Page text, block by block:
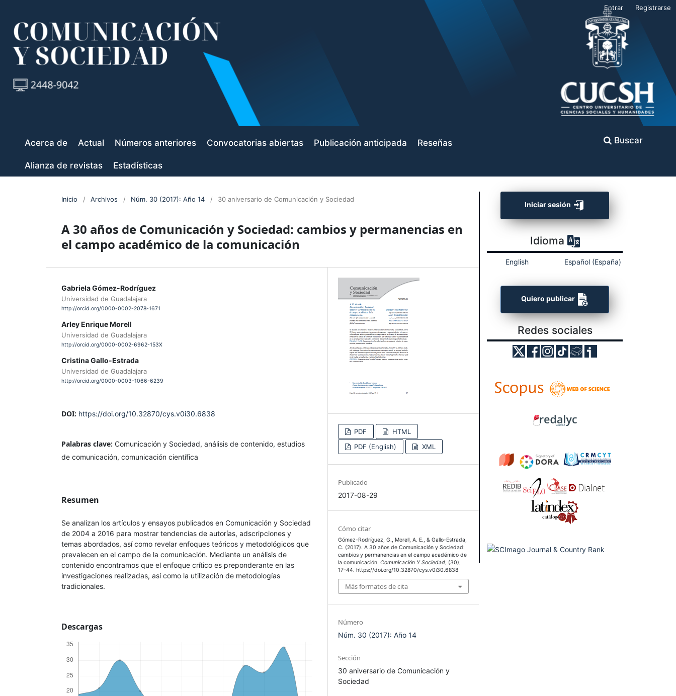
Acerca de Actual Números anteriores Convocatorias abiertas Publicación anticipada Reseñas
Alianza de revistas Estadísticas
Buscar
Entrar Registrarse
Inicio / Archivos / Núm. 30 (2017): Año 14 / 30 aniversario de Comunicación y Sociedad
A 30 años de Comunicación y Sociedad: cambios y permanencias en
el campo académico de la comunicación
Gabriela Gómez-Rodríguez
Universidad de Guadalajara
http://orcid.org/0000-0002-2078-1671
Arley Enrique Morell
Universidad de Guadalajara
http://orcid.org/0000-0002-6962-153X
Cristina Gallo-Estrada
Universidad de Guadalajara
http://orcid.org/0000-0003-1066-6239
DOI: https://doi.org/10.32870/cys.v0i30.6838
Palabras clave: Comunicación y Sociedad, análisis de contenido, estudios
de comunicación, comunicación científica
Resumen
Se analizan los artículos y ensayos publicados en Comunicación y Sociedad
de 2004 a 2016 para mostrar tendencias de autorías, adscripciones y
temas abordados, así como revelar enfoques teóricos y metodológicos que
prevalecen en el campo de la comunicación. Mediante un análisis de
contenido encontramos que el enfoque crítico es preponderante en las
investigaciones realizadas, así como la utilización de metodologías
tradicionales.
Descargas
PDF
HTML
PDF (English)
XML
Publicado
2017-08-29
Cómo citar
Gómez-Rodríguez, G., Morell, A. E., & Gallo-Estrada,
C. (2017). A 30 años de Comunicación y Sociedad:
cambios y permanencias en el campo académico de
la comunicación.Comunicación Y Sociedad, (30),
17–44. https://doi.org/10.32870/cys.v0i30.6838
Más formatos de cita
Número
Núm. 30 (2017): Año 14
Sección
30 aniversario de Comunicación y
Sociedad
Iniciar sesión
Idioma
English Español (España)
Quiero publicar
Redes sociales